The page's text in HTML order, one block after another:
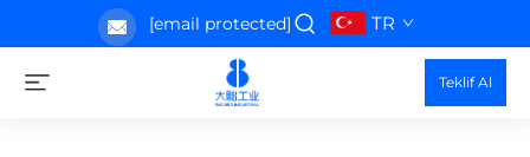
[email protected] TR
Teklif Al